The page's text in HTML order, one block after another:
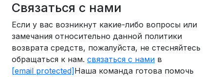
Связаться с нами
Если у вас возникнут какие-либо вопросы или
замечания относительно данной политики
возврата средств, пожалуйста, не стесняйтесь
обращаться к нам. связаться с нами в
[email protected] Наша команда готова помочь